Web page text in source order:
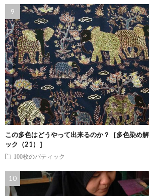
この多色はどうやって出来るのか？［多色染め
ック（21）］
100枚のバティック